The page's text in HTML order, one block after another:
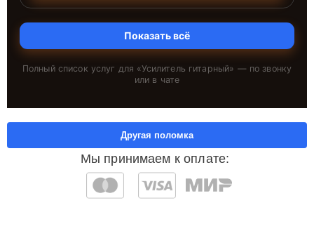
Показать всё
Полный список услуг для «Усилитель гитарный» — по звонку
или в чате
Мы принимаем к оплате:
Другая поломка